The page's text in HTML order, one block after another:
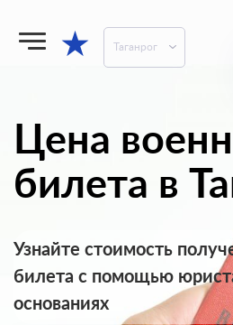
★ Таганрог
Цена
билета в
Узнайте стоимость
билета с помощью
основаниях